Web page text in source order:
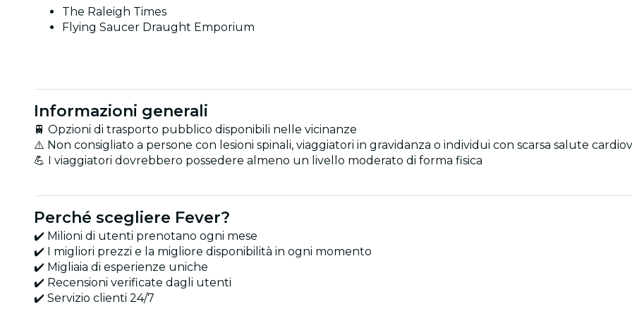
The Raleigh Times
Flying Saucer Draught Emporium
Informazioni generali
🚆 Opzioni di trasporto pubblico disponibili nelle vicinanze
⚠️ Non consigliato a persone con lesioni spinali, viaggiatori in gravidanza o individui con scarsa salute
💪 I viaggiatori dovrebbero possedere almeno un livello moderato di forma fisica
Perché scegliere Fever?
✔️ Milioni di utenti prenotano ogni mese
✔️ I migliori prezzi e la migliore disponibilità in ogni momento
✔️ Migliaia di esperienze uniche
✔️ Recensioni verificate dagli utenti
✔️ Servizio clienti 24/7